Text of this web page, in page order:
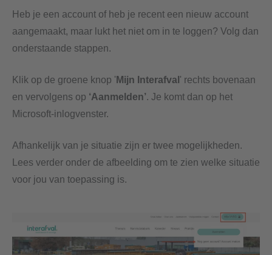
Heb je een account of heb je recent een nieuw account
aangemaakt, maar lukt het niet om in te loggen? Volg dan
onderstaande stappen.
Klik op de groene knop ' Mijn Interafval ' rechts bovenaan
en vervolgens op ‘Aanmelden’. Je komt dan op het
Microsoft-inlogvenster.
Afhankelijk van je situatie zijn er twee mogelijkheden.
Lees verder onder de afbeelding om te zien welke situatie
voor jou van toepassing is.